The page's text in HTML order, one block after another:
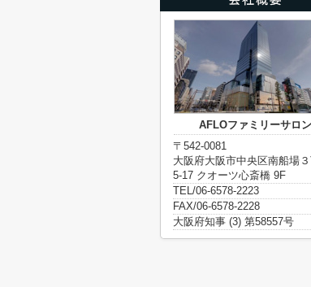
AFLOファミリーサロン
〒542-0081
大阪府大阪市中央区南船場３
5-17 クオーツ心斎橋 9F
TEL/06-6578-2223
FAX/06-6578-2228
大阪府知事 (3) 第58557号